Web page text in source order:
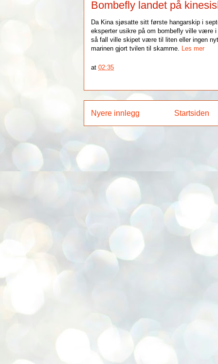
Bombefly landet på
Da Kina sjøsatte sitt første hangarskip i
eksperter usikre på om bombefly ville være
så fall ville skipet være til liten eller ingen
marinen gjort tvilen til skamme. Les mer
at02:35
Nyere innlegg Startsiden